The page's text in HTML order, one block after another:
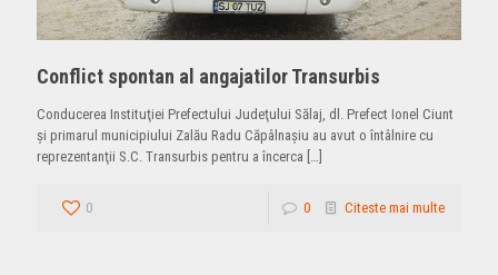
Conflict spontan al angajatilor Transurbis
Conducerea Instituţiei Prefectului Judeţului Sălaj, dl. Prefect Ionel Ciunt
şi primarul municipiului Zalău Radu Căpâlnaşiu au avut o întâlnire cu
reprezentanţii S.C. Transurbis pentru a încerca
0 0 Citeste mai multe